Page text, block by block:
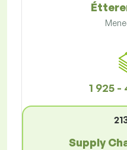
1 925 -
Supply